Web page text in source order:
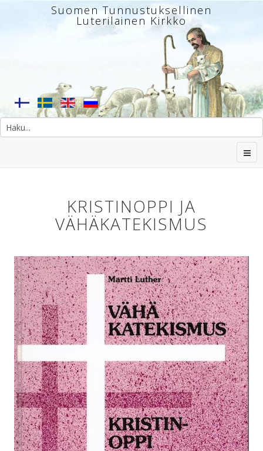
Suomen Tunnustuksellinen
Luterilainen Kirkko
KRISTINOPPI JA
VÄHÄKATEKISMUS